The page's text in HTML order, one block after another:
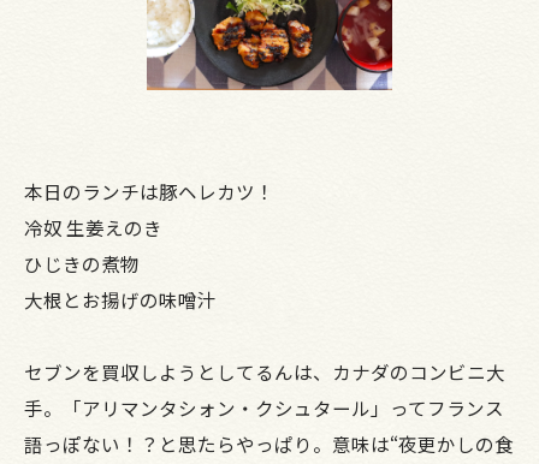
本日のランチは豚ヘレカツ！
冷奴 生姜えのき
ひじきの煮物
大根とお揚げの味噌汁
セブンを買収しようとしてるんは、カナダのコンビニ大
手。「アリマンタシォン・クシュタール」ってフランス
語っぽない！？と思たらやっぱり。意味は“夜更かしの食